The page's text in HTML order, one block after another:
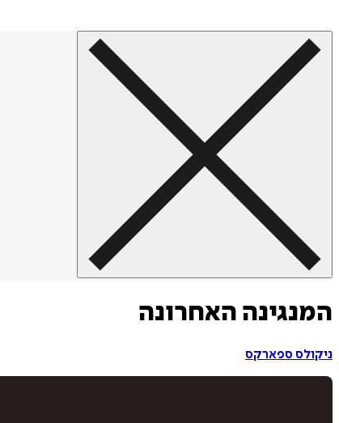
המנגינה האחרונה
ניקולס ספארקס